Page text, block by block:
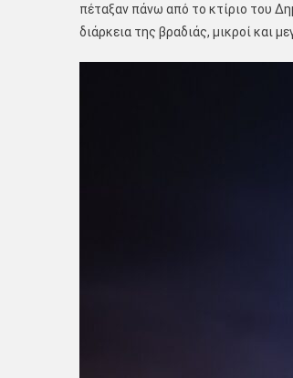
πέταξαν πάνω από το κτίριο του
διάρκεια της βραδιάς, μικροί και